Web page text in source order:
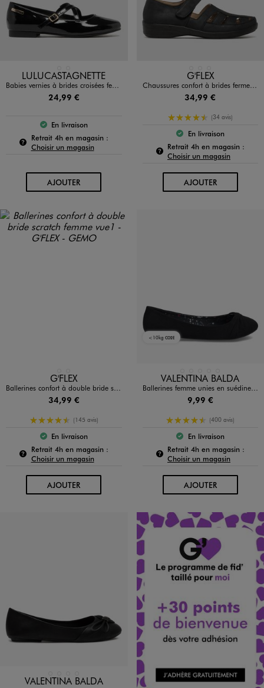
Disponible en 2 coloris
LULUCASTAGNETTE
Babies vernies à brides croisées femme - LuluCastagnette
24,99 €
Le produit est disponible :
En livraison
Retrait 4h en magasin :Pour connaître la disponibilité de ce produit :
Choisir un magasin
AJOUTERAU PANIER
Disponible en 3 coloris
G'FLEX
Chaussures confort à brides fermeture scratch femme
34,99 €
4.5/5 de moyenne
(34 avis)
Le produit est
En livraison
Retrait 4h en magasin :
Choisir un magasin
AJOUTERAU PANIER
Disponible en 2 coloris
G'FLEX
Ballerines confort à double bride scratch femme
34,99 €
4.5/5 de moyenne
(145 avis)
Le produit est disponible :
En livraison
Retrait 4h en magasin :Pour connaître la disponibilité de ce produit :
Choisir un magasin
AJOUTERAU PANIER
<10kg CO2E
Disponible en 5 coloris
VALENTINA BALDA
Ballerines femme unies en suédine avec bout rond effet drapé
9,99 €
4.5/5 de moyenne
(400 avis)
Le produit est
En livraison
Retrait 4h en magasin :
Choisir un magasin
AJOUTERAU PANIER
Disponible en 4 coloris
VALENTINA BALDA